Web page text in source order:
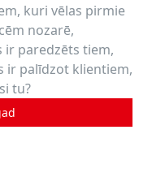
kuri vēlas pirmie
nozarē,
ir paredzēts tiem,
ir palīdzot klientiem,
tu?